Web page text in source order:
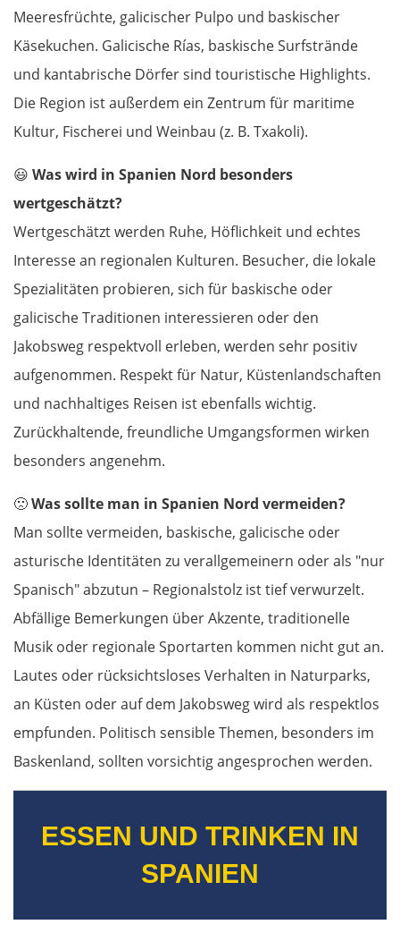
Meeresfrüchte, galicischer Pulpo und baskischer
Käsekuchen. Galicische Rías, baskische Surfstrände
und kantabrische Dörfer sind touristische Highlights.
Die Region ist außerdem ein Zentrum für maritime
Kultur, Fischerei und Weinbau (z. B. Txakoli).
😃 Was wird in Spanien Nord besonders
wertgeschätzt?
Wertgeschätzt werden Ruhe, Höflichkeit und echtes
Interesse an regionalen Kulturen. Besucher, die lokale
Spezialitäten probieren, sich für baskische oder
galicische Traditionen interessieren oder den
Jakobsweg respektvoll erleben, werden sehr positiv
aufgenommen. Respekt für Natur, Küstenlandschaften
und nachhaltiges Reisen ist ebenfalls wichtig.
Zurückhaltende, freundliche Umgangsformen wirken
besonders angenehm.
🙁Was sollte man in Spanien Nord vermeiden?
Man sollte vermeiden, baskische, galicische oder
asturische Identitäten zu verallgemeinern oder als "nur
Spanisch" abzutun – Regionalstolz ist tief verwurzelt.
Abfällige Bemerkungen über Akzente, traditionelle
Musik oder regionale Sportarten kommen nicht gut an.
Lautes oder rücksichtsloses Verhalten in Naturparks,
an Küsten oder auf dem Jakobsweg wird als respektlos
empfunden. Politisch sensible Themen, besonders im
Baskenland, sollten vorsichtig angesprochen werden.
ESSEN UND TRINKEN IN
SPANIEN
Schumen
Warna
Burgas
Elchowo
Chaskowo
Kardschali
Griechenland
Komotini
Xanthi
Kavala
Thessaloniki
Katerini
Kalambaka
Meteora-Klöster
Karditsa